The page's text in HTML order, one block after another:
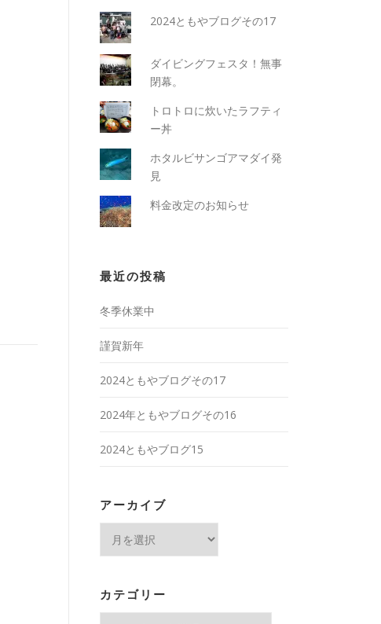
2024ともやブログその17
ダイビングフェスタ！無事
閉幕。
トロトロに炊いたラフティ
ー丼
ホタルビサンゴアマダイ発
見
料金改定のお知らせ
最近の投稿
冬季休業中
謹賀新年
2024ともやブログその17
2024年ともやブログその16
2024ともやブログ15
アーカイブ
ブ
カテゴリー